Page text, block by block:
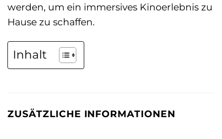
werden, um ein immersives Kinoerlebnis zu
Hause zu schaffen.
Inhalt
ZUSÄTZLICHE INFORMATIONEN